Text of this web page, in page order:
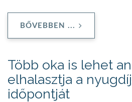
BŐVEBBEN ...
Több oka is lehet
elhalasztja a
időpontját